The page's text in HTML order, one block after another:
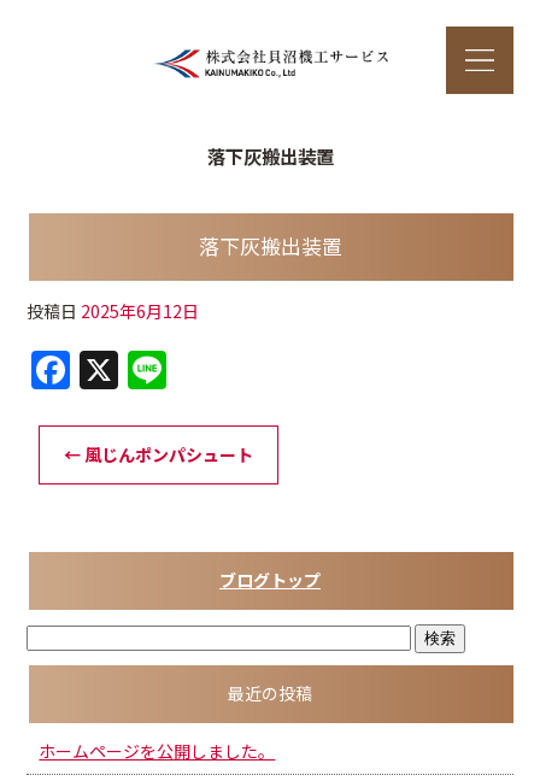
落下灰搬出装置
落下灰搬出装置
投稿日 2025年6月12日
F
a
c
e
o
o
k
X
e
← 風じんポンパシュート
ブログトップ
最近の投稿
ホームページを公開しました。